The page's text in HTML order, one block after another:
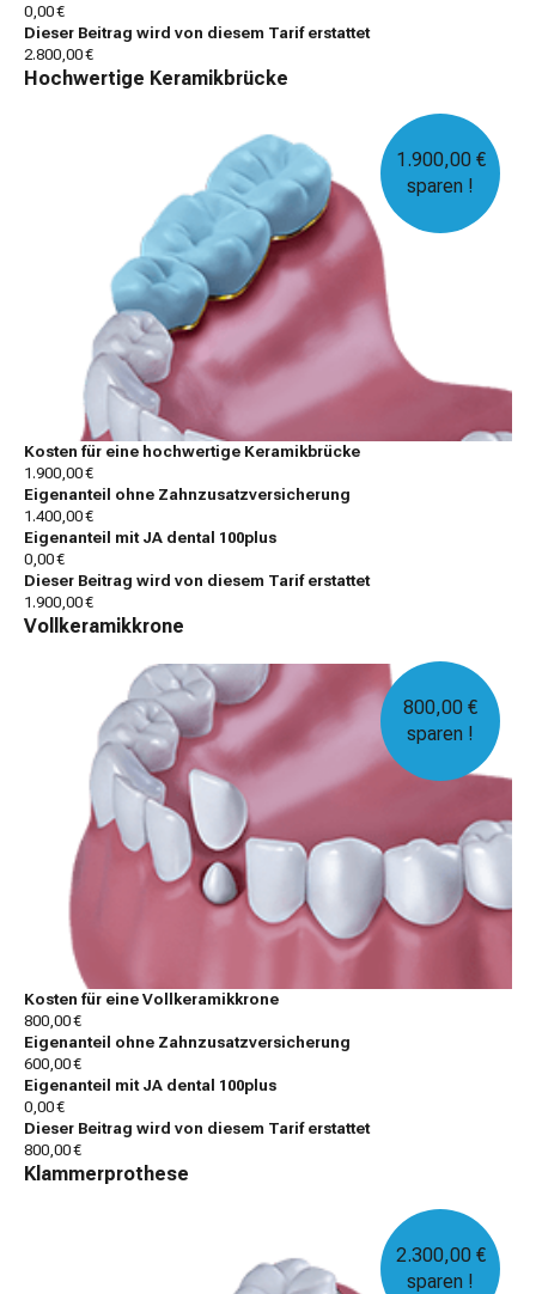
0,00 €
Dieser Beitrag wird von diesem Tarif erstattet
2.800,00 €
Hochwertige Keramikbrücke
1.900,00 €
sparen !
Kosten für eine hochwertige Keramikbrücke
1.900,00 €
Eigenanteil ohne Zahnzusatzversicherung
1.400,00 €
Eigenanteil mit JA dental 100plus
0,00 €
Dieser Beitrag wird von diesem Tarif erstattet
1.900,00 €
Vollkeramikkrone
800,00 €
sparen !
Kosten für eine Vollkeramikkrone
800,00 €
Eigenanteil ohne Zahnzusatzversicherung
600,00 €
Eigenanteil mit JA dental 100plus
0,00 €
Dieser Beitrag wird von diesem Tarif erstattet
800,00 €
Klammerprothese
2.300,00 €
sparen !